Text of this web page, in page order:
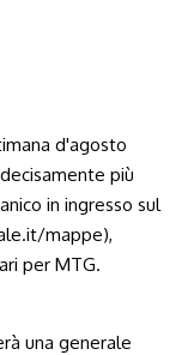
una generale